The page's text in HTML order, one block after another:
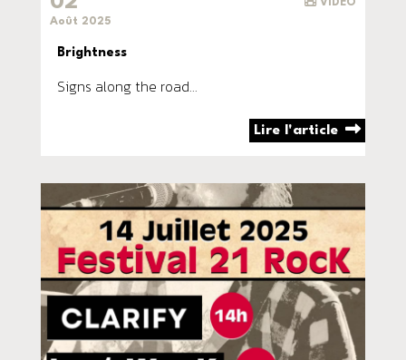
VIDÉO
Août 2025
Brightness
Signs along the road...
Lire l'article